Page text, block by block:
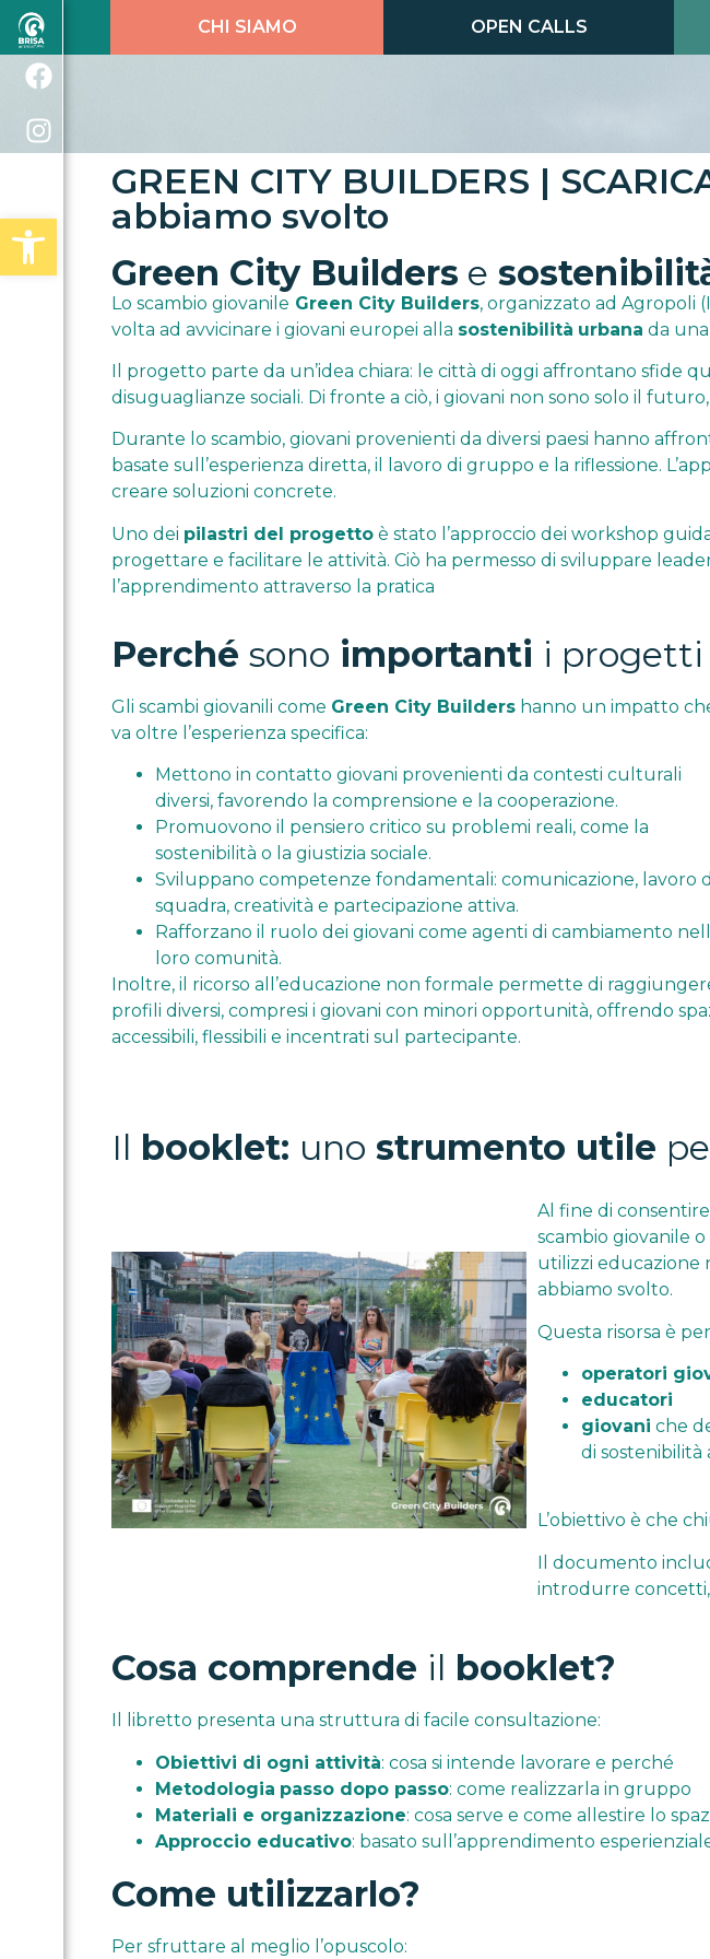
Open toolbar
CHI SIAMO OPEN CALLS
GREEN CITY BUILDERS |
abbiamo svolto
Green City Builders e
Lo scambio giovanile Green City Builders, organizzato ad Agropoli
volta ad avvicinare i giovani europei alla sostenibilità urbana da
Il progetto parte da un’idea chiara: le città di oggi affrontano sfide
disuguaglianze sociali. Di fronte a ciò, i giovani non sono solo il
Durante lo scambio, giovani provenienti da diversi paesi hanno
basate sull’esperienza diretta, il lavoro di gruppo e la riflessione.
creare soluzioni concrete.
Uno dei pilastri del progetto è stato l’approccio dei workshop
progettare e facilitare le attività. Ciò ha permesso di sviluppare
l’apprendimento attraverso la pratica
Perché sono importanti i progetti
Gli scambi giovanili come Green City Builders hanno un impatto
va oltre l’esperienza specifica:
Mettono in contatto giovani provenienti da contesti culturali
diversi, favorendo la comprensione e la cooperazione.
Promuovono il pensiero critico su problemi reali, come la
sostenibilità o la giustizia sociale.
Sviluppano competenze fondamentali: comunicazione, lavoro
squadra, creatività e partecipazione attiva.
Rafforzano il ruolo dei giovani come agenti di cambiamento
loro comunità.
Inoltre, il ricorso all’educazione non formale permette di
profili diversi, compresi i giovani con minori opportunità, offrendo
accessibili, flessibili e incentrati sul partecipante.
Il booklet: uno strumento utile
Al fine di
scambio giovanile
utilizzi educazione
abbiamo svolto.
Questa risorsa è
operatori
educatori
giovani che
di sostenibilità
L’obiettivo è che
Il documento
introdurre concetti,
Cosa comprende il booklet?
Il libretto presenta una struttura di facile consultazione:
Obiettivi di ogni attività: cosa si intende lavorare e perché
Metodologia passo dopo passo: come realizzarla in gruppo
Materiali e organizzazione: cosa serve e come allestire lo
Approccio educativo: basato sull’apprendimento
Come utilizzarlo?
Per sfruttare al meglio l’opuscolo: